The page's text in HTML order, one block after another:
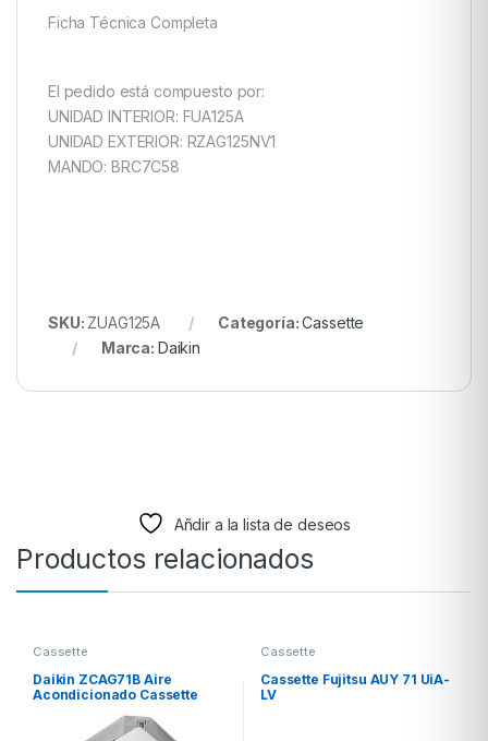
Ficha Técnica Completa
El pedido está compuesto por:
UNIDAD INTERIOR: FUA125A
UNIDAD EXTERIOR: RZAG125NV1
MANDO: BRC7C58
SKU: ZUAG125A Categoría:Cassette
Marca: Daikin
Añdir a la lista de deseos
Productos relacionados
Cassette
Daikin ZCAG71B Aire
Acondicionado Cassette
Cassette
Cassette Fujitsu AUY 71 UiA-
LV